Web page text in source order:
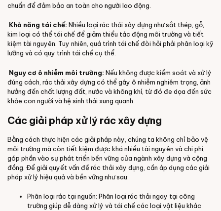
chuẩn để đảm bảo an toàn cho người lao động.
Khả năng tái chế: Nhiều loại rác thải xây dựng như sắt thép, gỗ,
kim loại có thể tái chế để giảm thiểu tác động môi trường và tiết
kiệm tài nguyên. Tuy nhiên, quá trình tái chế đòi hỏi phải phân loại kỹ
lưỡng và có quy trình tái chế cụ thể.
Nguy cơ ô nhiễm môi trường: Nếu không được kiểm soát và xử lý
đúng cách, rác thải xây dựng có thể gây ô nhiễm nghiêm trọng, ảnh
hưởng đến chất lượng đất, nước và không khí, từ đó đe dọa đến sức
khỏe con người và hệ sinh thái xung quanh.
Các giải pháp xử lý rác xây dựng
Bằng cách thực hiện các giải pháp này, chúng ta không chỉ bảo vệ
môi trường mà còn tiết kiệm được khá nhiều tài nguyên và chi phí,
góp phần vào sự phát triển bền vững của ngành xây dựng và cộng
đồng. Để giải quyết vấn đề rác thải xây dựng, cần áp dụng các giải
pháp xử lý hiệu quả và bền vững như sau:
Phân loại rác tại nguồn: Phân loại rác thải ngay tại công
trường giúp dễ dàng xử lý và tái chế các loại vật liệu khác